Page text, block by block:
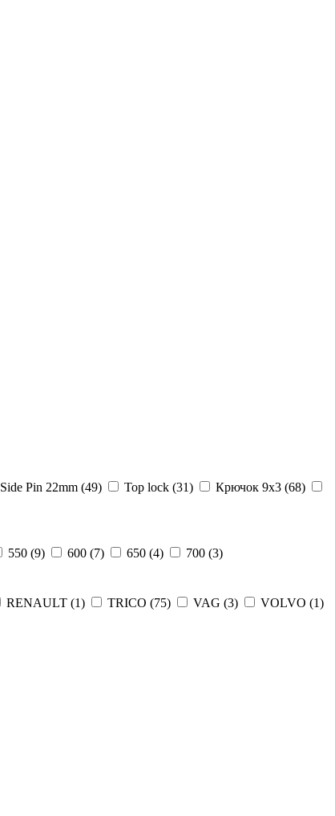
Side Pin 22mm (49) Top lock (31) Крючок 9х3 (68)
550 (9) 600 (7) 650 (4) 700 (3)
RENAULT (1) TRICO (75) VAG (3) VOLVO (1)